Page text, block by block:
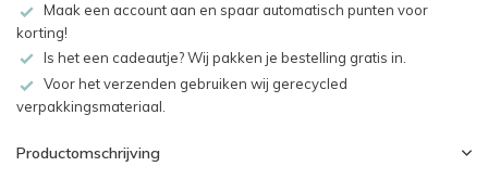
Maak een account aan en spaar automatisch punten voor
korting!
Is het een cadeautje? Wij pakken je bestelling gratis in.
Voor het verzenden gebruiken wij gerecycled
verpakkingsmateriaal.
Productomschrijving